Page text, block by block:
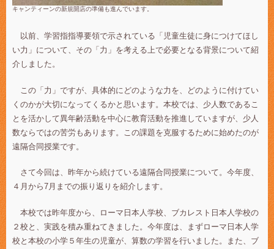
キャンティーンの新規開店の準備も進んでいます。
以前、学習指指導要領で示されている「児童生徒に身につけてほし
い力」について、その「力」を考える上で必要となる背景について紹
介しました。
この「力」ですが、具体的にどのような力を、どのように付けてい
くのかが大切になってくるかと思います。本校では、少人数であるこ
とを活かして異年齢活動を中心に教育活動を推進していますが、少人
数ならではの苦労もあります。この課題を克服するために始めたのが
遠隔合同授業です。
さて今回は、昨年から続けている遠隔合同授業について。今年度、
４月から7月までの振り返りを紹介します。
本校では昨年度から、ローマ日本人学校、ブカレスト日本人学校の
２校と、実践を積み重ねてきました。今年度は、まずローマ日本人学
校と本校の小学５年生の児童が、算数の学習を行いました。また、ブ